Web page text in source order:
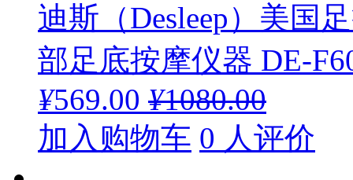
迪斯（Desleep）美国
部足底按摩仪器 DE-
¥569.00 ¥1080.00
加入购物车 0 人评价